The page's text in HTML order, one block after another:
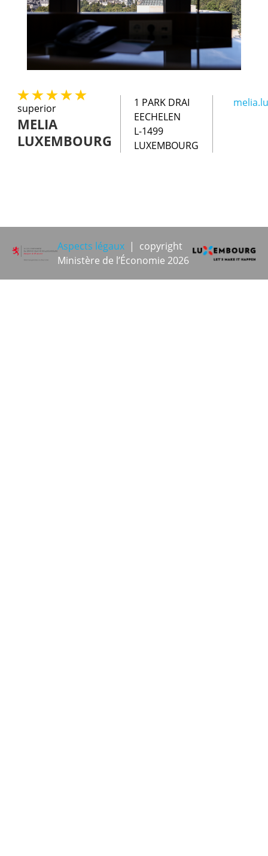
superior
MELIA
LUXEMBOURG
1 PARK DRAI
EECHELEN
L-1499
LUXEMBOURG
Aspects légaux | copyright
Ministère de l’Économie 2026